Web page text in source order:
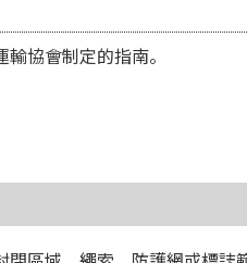
協會制定的指南。